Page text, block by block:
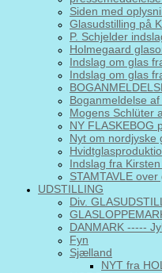
Siden med
Glasudstilling på
P. Schjelder
Holmegaard
Indslag om glas
Indslag om glas
Boganmeldelse
Mogens Schlüter
NY FLASKEBOG
Nyt om nordjyske
Indslag fra
STAMTAVLE
UDSTILLING
Div.
DANMARK -----
Fyn
Sjælland
NYT fra